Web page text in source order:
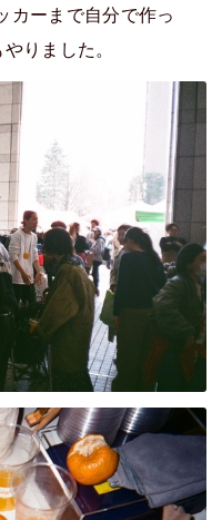
カーまで自分で作っ
りました。